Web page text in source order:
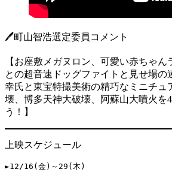
🖊️町山智浩選定委員コメント
【お座敷メガヌロン、可愛い赤ちゃん
との超音速ドッグファイトと見せ場の
幸氏と東宝特撮美術の精巧なミニチュ
壊、博多天神大破壊、阿蘇山大噴火を
う！】
上映スケジュール
►12/16(金)～29(木)